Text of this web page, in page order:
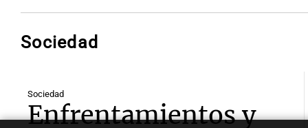
Sociedad
Sociedad
Enfrentamientos y